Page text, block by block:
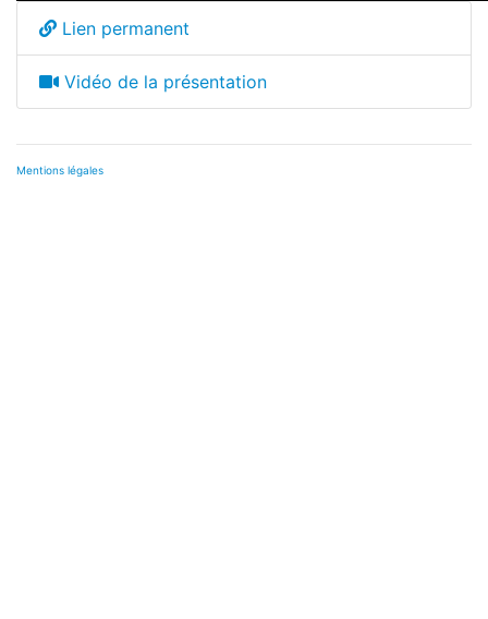
Lien permanent
Vidéo de la présentation
Mentions légales